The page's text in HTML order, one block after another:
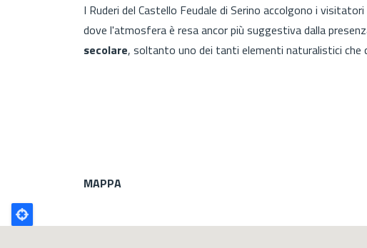
I Ruderi del Castello Feudale di Serino accolgono i
dove l'atmosfera è resa ancor più suggestiva dalla
secolare, soltanto uno dei tanti elementi naturalistici che
MAPPA
Poligono
GEO